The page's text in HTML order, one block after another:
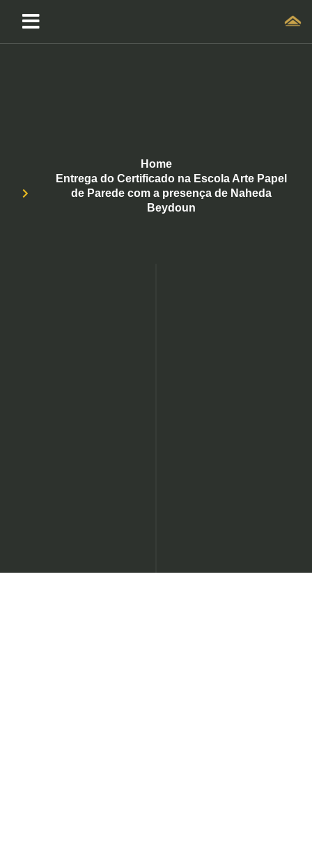
Home
Entrega do Certificado na Escola Arte Papel
de Parede com a presença de Naheda
Beydoun